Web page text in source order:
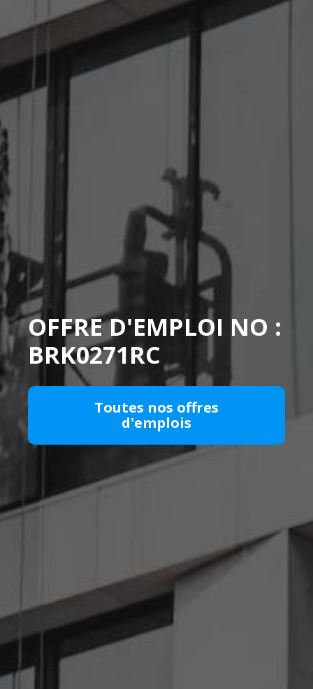
OFFRE D'EMPLOI NO :
BRK0271RC
Toutes nos offres
d'emplois